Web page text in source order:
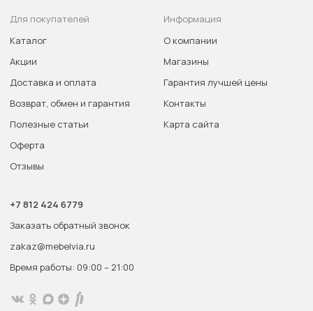
Для покупателей
Каталог
Акции
Доставка и оплата
Возврат, обмен и гарантия
Полезные статьи
Оферта
Отзывы
Информация
О компании
Магазины
Гарантия лучшей цены
Контакты
Карта сайта
+7 812 424 6779
Заказать обратный звонок
zakaz@mebelvia.ru
Время работы: 09:00 – 21:00